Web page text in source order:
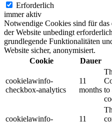
Erforderlich
immer aktiv
Notwendige Cookies sind für
der Website unbedingt
grundlegende Funktionalitäten
Website sicher, anonymisiert.
Cookie
Dauer
cookielawinfo-
checkbox-analytics
11
months to
cookielawinfo-
11